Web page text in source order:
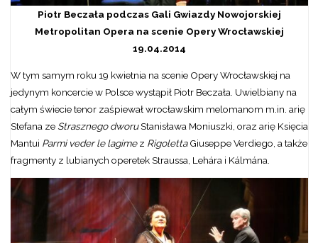
Piotr Beczała podczas Gali Gwiazdy Nowojorskiej
Metropolitan Opera na scenie Opery Wrocławskiej
19.04.2014
W tym samym roku 19 kwietnia na scenie Opery Wrocławskiej na
jedynym koncercie w Polsce wystąpił Piotr Beczała. Uwielbiany na
całym świecie tenor zaśpiewał wrocławskim melomanom m.in. arię
Stefana ze Strasznego dworuStanisława Moniuszki, oraz arię Księcia
Mantui Parmi veder le lagimez RigolettaGiuseppe Verdiego, a także
fragmenty z lubianych operetek Straussa, Lehára i Kálmána.